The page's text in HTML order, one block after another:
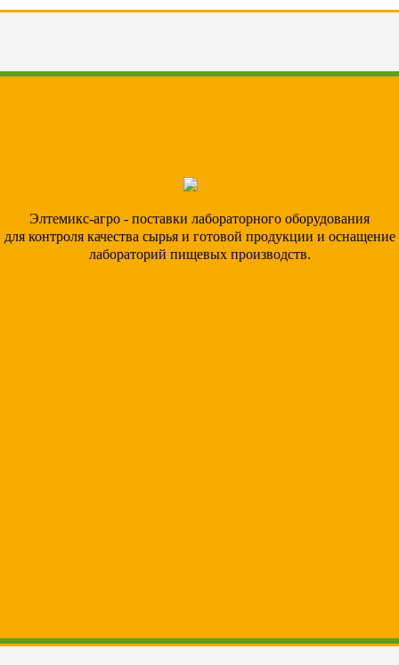
Элтемикс-агро - поставки лабораторного оборудования
для контроля качества сырья и готовой продукции и оснащение
лабораторий пищевых производств.